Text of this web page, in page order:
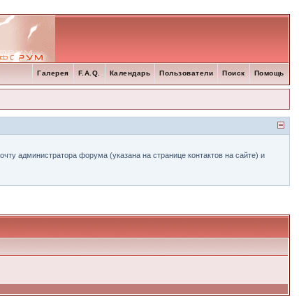
Помощь
Поиск
Пользователи
Календарь
F.A.Q.
Галерея
администратора форума (указана на странице контактов на сайте) и